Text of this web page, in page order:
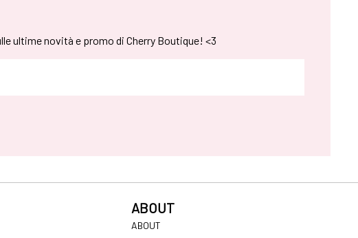
ultime novità e promo di Cherry Boutique! <3
ABOUT
ABOUT